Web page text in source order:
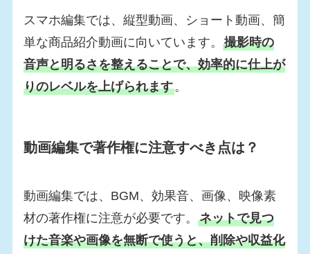
スマホ編集では、縦型動画、ショート動画、簡
単な商品紹介動画に向いています。撮影時の
音声と明るさを整えることで、効率的に仕上が
りのレベルを上げられます。
動画編集で著作権に注意すべき点は？
動画編集では、BGM、効果音、画像、映像素
材の著作権に注意が必要です。ネットで見つ
けた音楽や画像を無断で使うと、削除や収益化